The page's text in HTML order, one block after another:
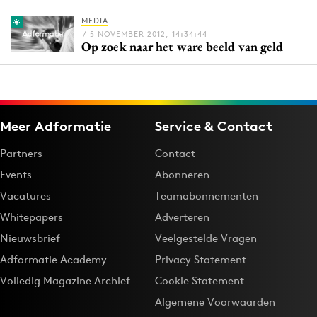
Menu
9 sept: GenAI-training
12 nov: MarketingLive!
Adverteren
Events
Opleidingen
Vacatures
Academy
Partners
Topics
MEDIA
/ 5 NOVEMBER 2012, 14:34:44
Op zoek naar het ware beeld van geld
Meer Adformatie
Partners
Events
Vacatures
Whitepapers
Nieuwsbrief
Adformatie Academy
Volledig Magazine Archief
Service & Contact
Contact
Abonneren
Teamabonnementen
Adverteren
Veelgestelde Vragen
Privacy Statement
Cookie Statement
Algemene Voorwaarden